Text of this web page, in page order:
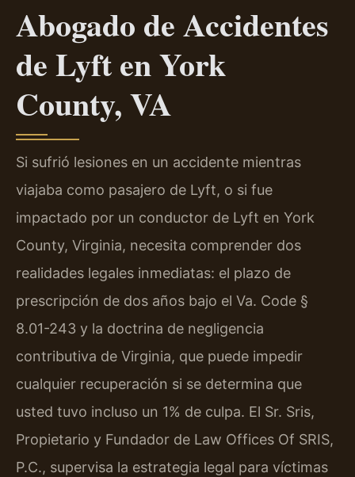
Abogado de Accidentes
de Lyft en York
County, VA
Si sufrió lesiones en un accidente mientras
viajaba como pasajero de Lyft, o si fue
impactado por un conductor de Lyft en York
County, Virginia, necesita comprender dos
realidades legales inmediatas: el plazo de
prescripción de dos años bajo el Va. Code §
8.01-243 y la doctrina de negligencia
contributiva de Virginia, que puede impedir
cualquier recuperación si se determina que
usted tuvo incluso un 1% de culpa. El Sr. Sris,
Propietario y Fundador de Law Offices Of SRIS,
P.C., supervisa la estrategia legal para víctimas